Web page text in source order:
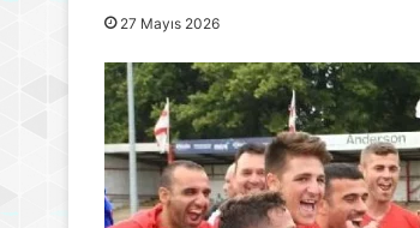
27 Mayıs 2026